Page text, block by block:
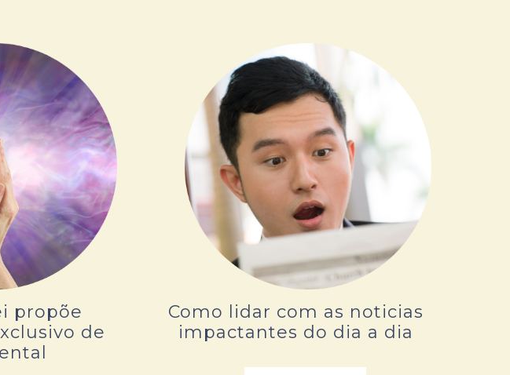
propõe
de
Como lidar com as noticias
impactantes do dia a dia